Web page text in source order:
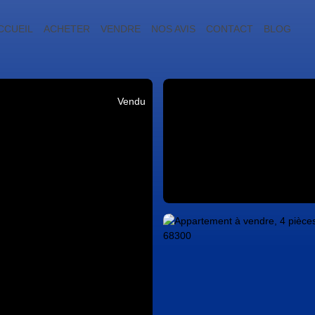
ACHETER VENDRE NOS AVIS CONTACT BLOG
Vendu